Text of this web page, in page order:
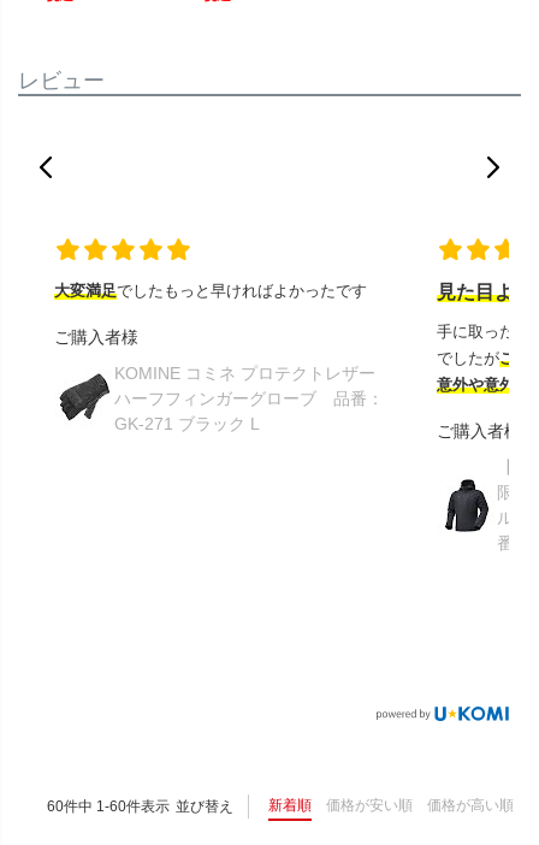
レビュー
大変満足でしたもっと早ければよかったです
ご購入者様
KOMINE コミネ プロテクトレザー
ハーフフィンガーグローブ 品番：
GK-271 ブラック L
見た目より
手に取ったと
でしたがこの
意外や意外ス
ご購入者様
限り
ルメ
番：
並び替え 新着順 価格が安い順 価格が高い順
60件中 1-60件表示